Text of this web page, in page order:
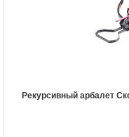
Рекурсивный арбалет